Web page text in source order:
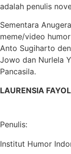
adalah penulis
Sementara
meme/video
Anto Sugiharto
Jowo dan Nurlela
Pancasila.
LAURENSIA
Penulis:
Institut Humor